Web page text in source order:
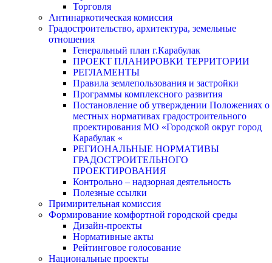
Торговля
Антинаркотическая комиссия
Градостроительство, архитектура, земельные
отношения
Генеральный план г.Карабулак
ПРОЕКТ ПЛАНИРОВКИ ТЕРРИТОРИИ
РЕГЛАМЕНТЫ
Правила землепользования и застройки
Программы комплексного развития
Постановление об утверждении Положениях о
местных нормативах градостроительного
проектирования МО «Городской округ город
Карабулак «
РЕГИОНАЛЬНЫЕ НОРМАТИВЫ
ГРАДОСТРОИТЕЛЬНОГО
ПРОЕКТИРОВАНИЯ
Контрольно – надзорная деятельность
Полезные ссылки
Примирительная комиссия
Формирование комфортной городской среды
Дизайн-проекты
Нормативные акты
Рейтинговое голосование
Национальные проекты